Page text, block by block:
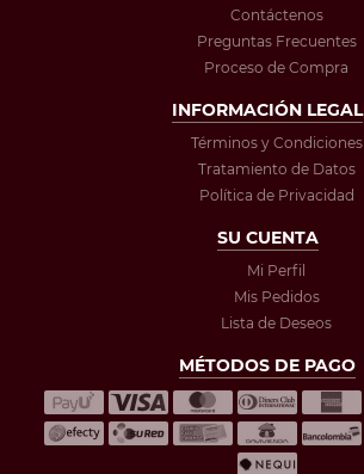
Contáctenos
Preguntas Frecuentes
Proceso de Compra
INFORMACIÓN LEGAL
Términos y Condiciones
Tratamiento de Datos
Política de Privacidad
SU CUENTA
Mi Perfil
Mis Pedidos
Lista de Deseos
MÉTODOS DE PAGO